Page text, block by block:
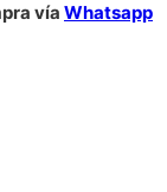
vía Whatsapp